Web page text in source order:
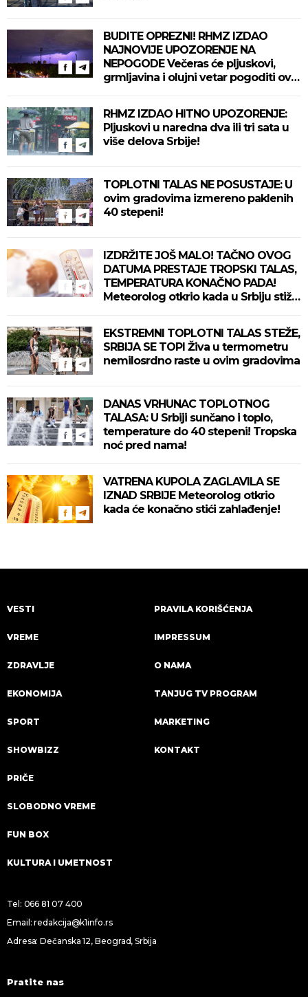
BUDITE OPREZNI! RHMZ IZDAO
NAJNOVIJE UPOZORENJE NA
NEPOGODE Večeras će pljuskovi,
grmljavina i olujni vetar pogoditi ove
RHMZ IZDAO HITNO UPOZORENJE:
Pljuskovi u naredna dva ili tri sata u
više delova Srbije!
TOPLOTNI TALAS NE POSUSTAJE: U
ovim gradovima izmereno paklenih
40 stepeni!
IZDRŽITE JOŠ MALO! TAČNO OVOG
DATUMA PRESTAJE TROPSKI TALAS,
TEMPERATURA KONAČNO PADA!
Meteorolog otkrio kada u Srbiju stiže
EKSTREMNI TOPLOTNI TALAS STEŽE,
SRBIJA SE TOPI Živa u termometru
nemilosrdno raste u ovim gradovima
DANAS VRHUNAC TOPLOTNOG
TALASA: U Srbiji sunčano i toplo,
temperature do 40 stepeni! Tropska
noć pred nama!
VATRENA KUPOLA ZAGLAVILA SE
IZNAD SRBIJE Meteorolog otkrio
kada će konačno stići zahlađenje!
VESTI
VREME
ZDRAVLJE
EKONOMIJA
SPORT
SHOWBIZZ
PRIČE
SLOBODNO VREME
FUN BOX
KULTURA I UMETNOST
PRAVILA KORIŠĆENJA
IMPRESSUM
O NAMA
TANJUG TV PROGRAM
MARKETING
KONTAKT
Tel: 066 81 07 400
Email:redakcija@k1info.rs
Adresa: Dečanska 12, Beograd, Srbija
Pratite nas